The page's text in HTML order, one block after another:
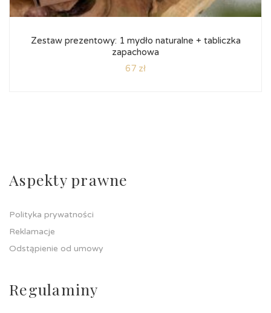
Zestaw prezentowy: 1 mydło naturalne + tabliczka
zapachowa
67 zł
Aspekty prawne
Polityka prywatności
Reklamacje
Odstąpienie od umowy
Regulaminy